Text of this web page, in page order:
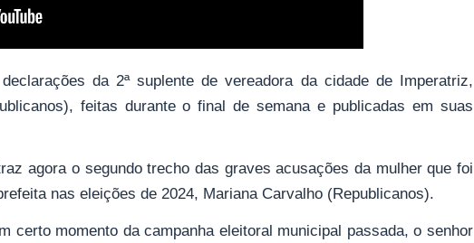
da 2ª suplente de vereadora da cidade de Imperatriz,
feitas durante o final de semana e publicadas em suas
agora o segundo trecho das graves acusações da mulher que foi
nas eleições de 2024, Mariana Carvalho (Republicanos).
certo momento da campanha eleitoral municipal passada, o senhor